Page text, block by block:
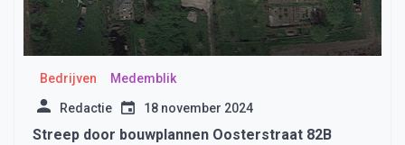
Bedrijven Medemblik
Redactie 18 november 2024
Streep door bouwplannen Oosterstraat 82B